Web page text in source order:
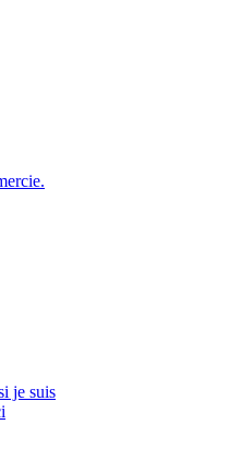
je suis